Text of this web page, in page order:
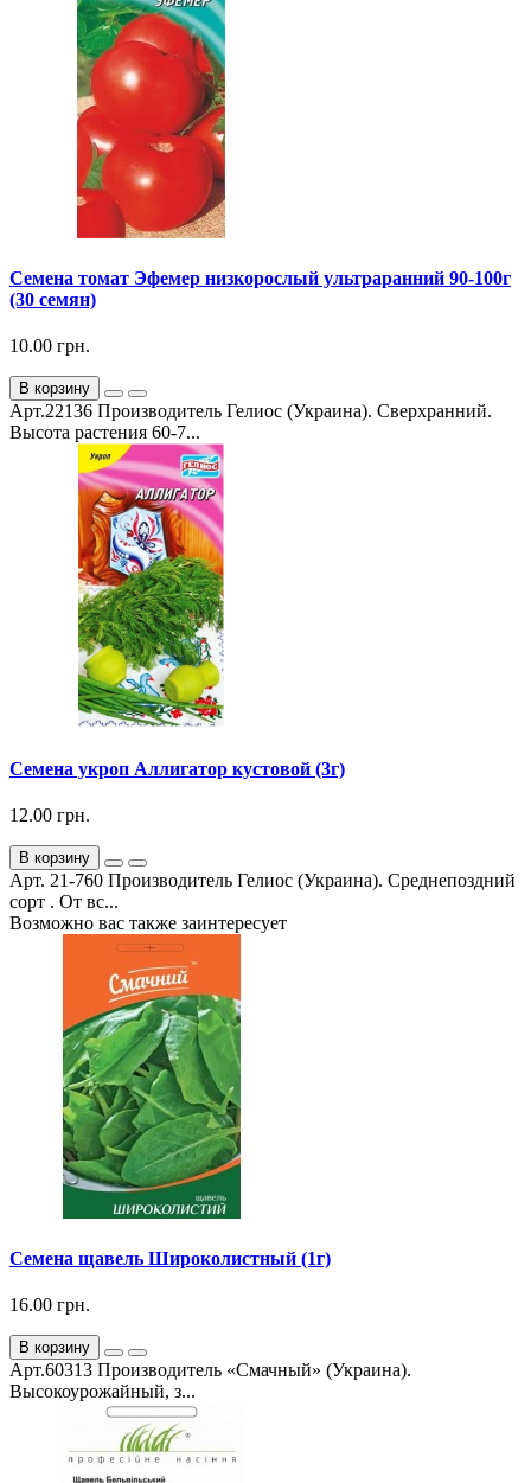
Семена томат Эфемер низкорослый ультраранний 90-100г
(30 семян)
10.00 грн.
В корзину
Арт.22136 Производитель Гелиос (Украина). Сверхранний.
Высота растения 60-7...
Семена укроп Аллигатор кустовой (3г)
12.00 грн.
В корзину
Арт. 21-760 Производитель Гелиос (Украина). Среднепоздний
сорт . От вс...
Возможно вас также заинтересует
Семена щавель Широколистный (1г)
16.00 грн.
В корзину
Арт.60313 Производитель «Смачный» (Украина).
Высокоурожайный, з...